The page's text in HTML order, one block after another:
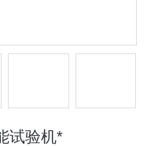
试验机*